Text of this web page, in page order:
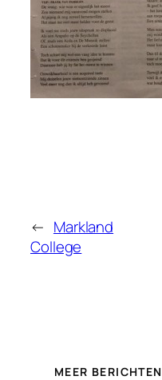
← Markland
College
MEER BERICHTEN